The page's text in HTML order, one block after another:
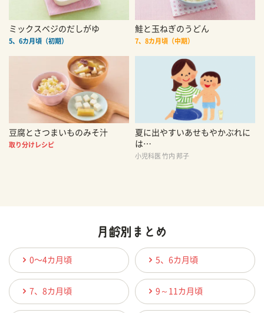
ミックスベジのだしがゆ
5、6カ月頃（初期）
鮭と玉ねぎのうどん
7、8カ月頃（中期）
豆腐とさつまいものみそ汁
取り分けレシピ
夏に出やすいあせもやかぶれに
は…
小児科医 竹内 邦子
0〜4カ月頃 5、6カ月頃
7、8カ月頃 9～11カ月頃